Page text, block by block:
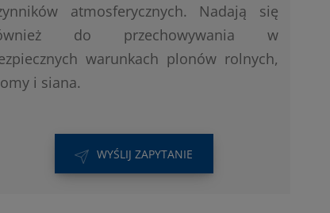
atmosferycznych. Nadają się
do przechowywania w
warunkach plonów rolnych,
i siana.
WYŚLIJ ZAPYTANIE